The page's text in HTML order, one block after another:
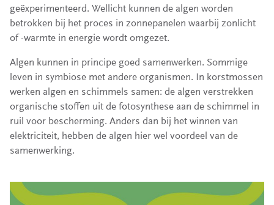
geëxperimenteerd. Wellicht kunnen de algen worden
betrokken bij het proces in zonnepanelen waarbij zonlicht
of -warmte in energie wordt omgezet.
Algen kunnen in principe goed samenwerken. Sommige
leven in symbiose met andere organismen. In korstmossen
werken algen en schimmels samen: de algen verstrekken
organische stoffen uit de fotosynthese aan de schimmel in
ruil voor bescherming. Anders dan bij het winnen van
elektriciteit, hebben de algen hier wel voordeel van de
samenwerking.